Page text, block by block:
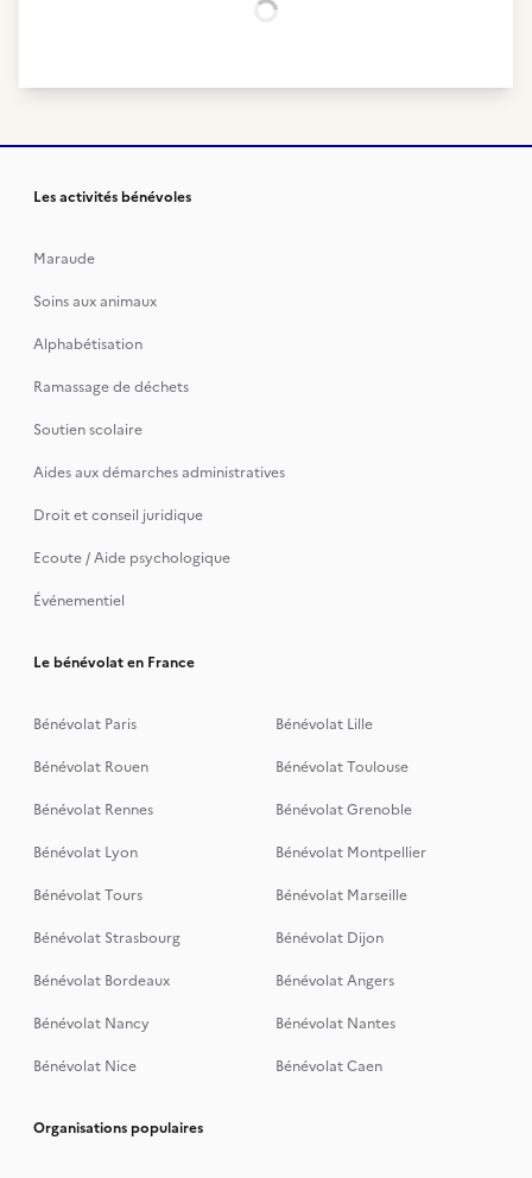
Les activités bénévoles
Maraude
Soins aux animaux
Alphabétisation
Ramassage de déchets
Soutien scolaire
Aides aux démarches administratives
Droit et conseil juridique
Ecoute / Aide psychologique
Événementiel
Le bénévolat en France
Bénévolat Paris
Bénévolat Lille
Bénévolat Rouen
Bénévolat Toulouse
Bénévolat Rennes
Bénévolat Grenoble
Bénévolat Lyon
Bénévolat Montpellier
Bénévolat Tours
Bénévolat Marseille
Bénévolat Strasbourg
Bénévolat Dijon
Bénévolat Bordeaux
Bénévolat Angers
Bénévolat Nancy
Bénévolat Nantes
Bénévolat Nice
Bénévolat Caen
Organisations populaires